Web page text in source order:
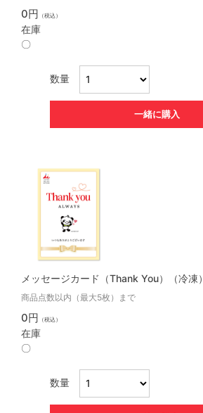
0円 （税込）
在庫
〇
数量
一緒に購入
メッセージカード（Thank You）（冷凍）
商品点数以内（最大5枚）まで
0円 （税込）
在庫
〇
数量